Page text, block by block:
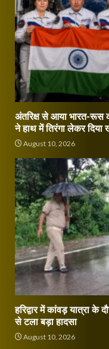
अंतरिक्ष से आया भारत-रूस
ने हाथ में तिरंगा लेकर
August 10, 2026
हरिद्वार में कांवड़ यात्रा के
से टला बड़ा हादसा
August 10, 2026